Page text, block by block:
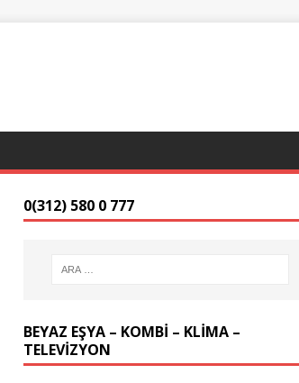
0(312) 580 0 777
BEYAZ EŞYA – KOMBİ – KLİMA –
TELEVİZYON